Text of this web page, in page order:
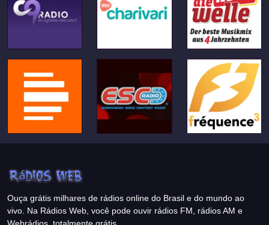
Ouça grátis milhares de rádios online do Brasil e do mundo ao
vivo. Na Rádios Web, você pode ouvir rádios FM, rádios AM e